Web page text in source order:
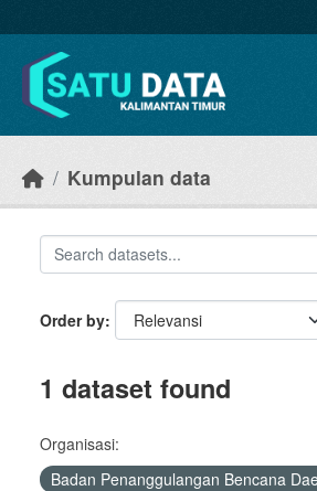
Kumpulan data
Order by
1 dataset found
Organisasi:
Badan Penanggulangan Bencana